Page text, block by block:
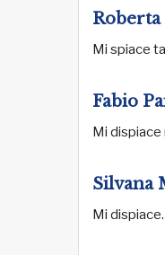
Mi spiace
Fabio
Mi dispiace
Silvana
Mi